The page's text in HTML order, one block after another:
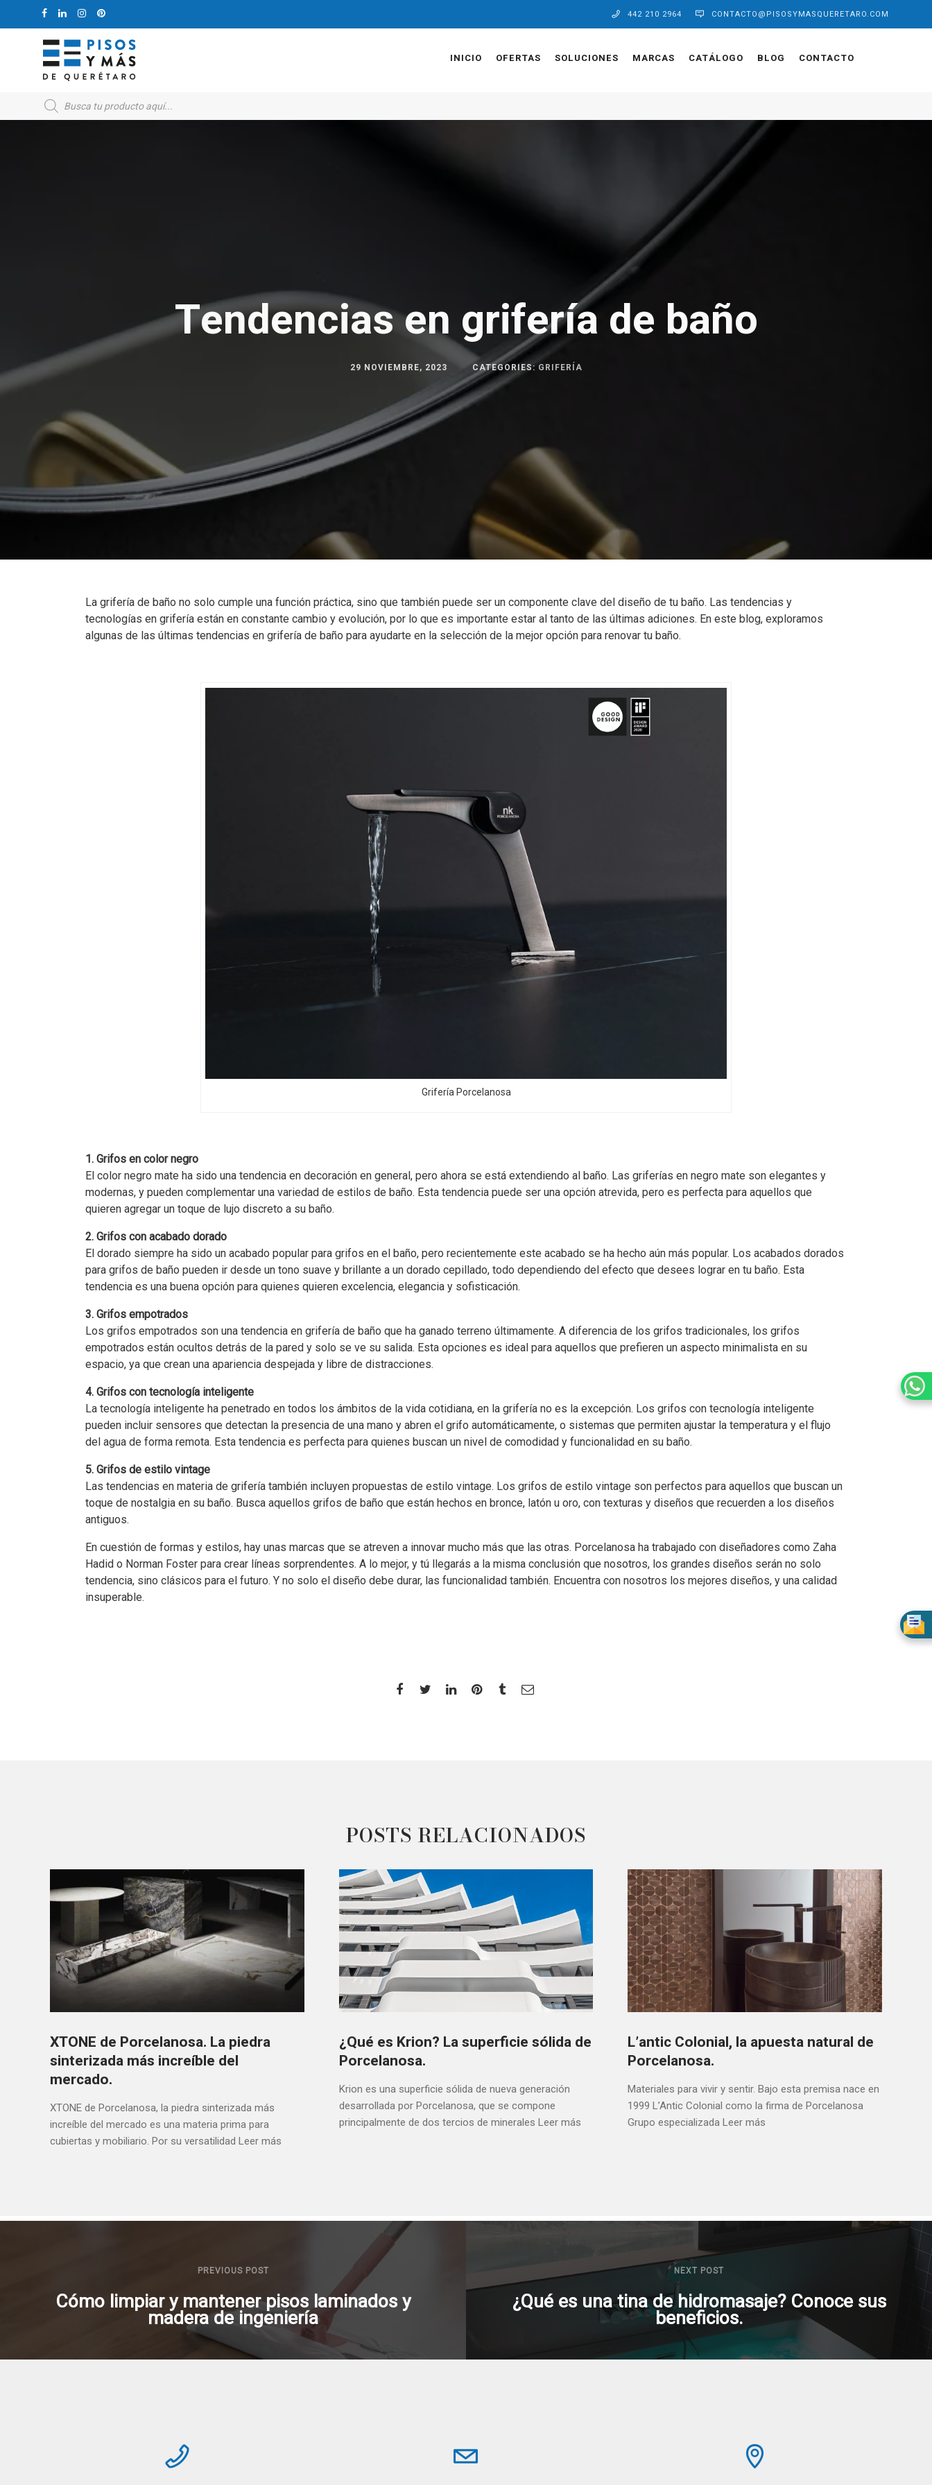
442 210 2964 CONTACTO@PISOSYMASQUERETARO.COM
INICIO OFERTAS SOLUCIONES MARCAS CATÁLOGO BLOG CONTACTO
Products
search
Tendencias en grifería de baño
29 NOVIEMBRE, 2023 CATEGORIES: GRIFERÍA
La grifería de baño no solo cumple una función práctica, sino que también puede ser un componente clave del diseño de tu baño. Las tendencias y
tecnologías en grifería están en constante cambio y evolución, por lo que es importante estar al tanto de las últimas adiciones. En este blog, exploramos
algunas de las últimas tendencias en grifería de baño para ayudarte en la selección de la mejor opción para renovar tu baño.
Grifería Porcelanosa
1. Grifos en color negro
El color negro mate ha sido una tendencia en decoración en general, pero ahora se está extendiendo al baño. Las griferías en negro mate son elegantes y
modernas, y pueden complementar una variedad de estilos de baño. Esta tendencia puede ser una opción atrevida, pero es perfecta para aquellos que
quieren agregar un toque de lujo discreto a su baño.
2. Grifos con acabado dorado
El dorado siempre ha sido un acabado popular para grifos en el baño, pero recientemente este acabado se ha hecho aún más popular. Los acabados dorados
para grifos de baño pueden ir desde un tono suave y brillante a un dorado cepillado, todo dependiendo del efecto que desees lograr en tu baño. Esta
tendencia es una buena opción para quienes quieren excelencia, elegancia y sofisticación.
3. Grifos empotrados
Los grifos empotrados son una tendencia en grifería de baño que ha ganado terreno últimamente. A diferencia de los grifos tradicionales, los grifos
empotrados están ocultos detrás de la pared y solo se ve su salida. Esta opciones es ideal para aquellos que prefieren un aspecto minimalista en su
espacio, ya que crean una apariencia despejada y libre de distracciones.
4. Grifos con tecnología inteligente
La tecnología inteligente ha penetrado en todos los ámbitos de la vida cotidiana, en la grifería no es la excepción. Los grifos con tecnología inteligente
pueden incluir sensores que detectan la presencia de una mano y abren el grifo automáticamente, o sistemas que permiten ajustar la temperatura y el flujo
del agua de forma remota. Esta tendencia es perfecta para quienes buscan un nivel de comodidad y funcionalidad en su baño.
5. Grifos de estilo vintage
Las tendencias en materia de grifería también incluyen propuestas de estilo vintage. Los grifos de estilo vintage son perfectos para aquellos que buscan un
toque de nostalgia en su baño. Busca aquellos grifos de baño que están hechos en bronce, latón u oro, con texturas y diseños que recuerden a los diseños
antiguos.
En cuestión de formas y estilos, hay unas marcas que se atreven a innovar mucho más que las otras. Porcelanosa ha trabajado con diseñadores como Zaha
Hadid o Norman Foster para crear líneas sorprendentes. A lo mejor, y tú llegarás a la misma conclusión que nosotros, los grandes diseños serán no solo
tendencia, sino clásicos para el futuro. Y no solo el diseño debe durar, las funcionalidad también. Encuentra con nosotros los mejores diseños, y una calidad
insuperable.
POSTS RELACIONADOS
XTONE de Porcelanosa. La piedra
sinterizada más increíble del
mercado.
XTONE de Porcelanosa, la piedra sinterizada más
increíble del mercado es una materia prima para
cubiertas y mobiliario. Por su versatilidad Leer más
¿Qué es Krion? La superficie sólida de
Porcelanosa.
Krion es una superficie sólida de nueva generación
desarrollada por Porcelanosa, que se compone
principalmente de dos tercios de minerales Leer más
L’antic Colonial, la apuesta natural de
Porcelanosa.
Materiales para vivir y sentir. Bajo esta premisa nace en
1999 L’Antic Colonial como la firma de Porcelanosa
Grupo especializada Leer más
PREVIOUS POST
Cómo limpiar y mantener pisos laminados y
madera de ingeniería
NEXT POST
¿Qué es una tina de hidromasaje? Conoce sus
beneficios.